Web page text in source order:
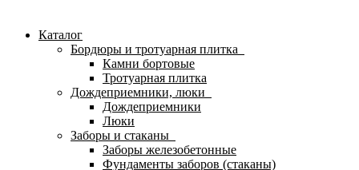
Каталог
Бордюры и тротуарная плитка
Камни бортовые
Тротуарная плитка
Дождеприемники, люки
Дождеприемники
Люки
Заборы и стаканы
Заборы железобетонные
Фундаменты заборов (стаканы)